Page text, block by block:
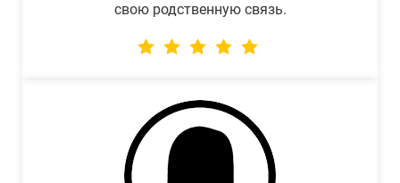
свою родственную связь.